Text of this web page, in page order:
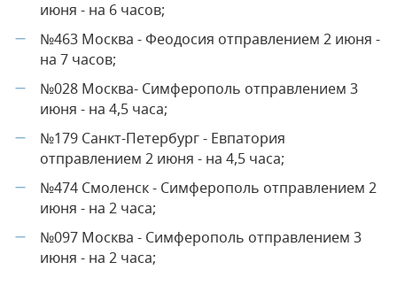
июня - на 6 часов;
—
№463 Москва - Феодосия отправлением 2 июня -
на 7 часов;
—
№028 Москва- Симферополь отправлением 3
июня - на 4,5 часа;
—
№179 Санкт-Петербург - Евпатория
отправлением 2 июня - на 4,5 часа;
—
№474 Смоленск - Симферополь отправлением 2
июня - на 2 часа;
—
№097 Москва - Симферополь отправлением 3
июня - на 2 часа;